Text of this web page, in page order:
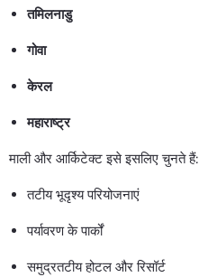
तमिलनाडु
गोवा
केरल
महाराष्ट्र
माली और आर्किटेक्ट इसे इसलिए चुनते हैं:
तटीय भूदृश्य परियोजनाएं
पर्यावरण के पार्कों
समुद्रतटीय होटल और रिसॉर्ट